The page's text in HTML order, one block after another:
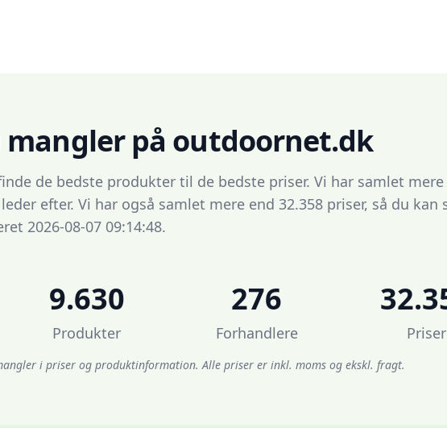
mangler på outdoornet.dk
de bedste produkter til de bedste priser. Vi har samlet
efter. Vi har også samlet mere end 32.358 priser, så du
2026-08-07 09:14:48.
9.630
Produkter
276
Forhandlere Priser
i priser og produktinformation. Alle priser er inkl. moms og ekskl. fragt.